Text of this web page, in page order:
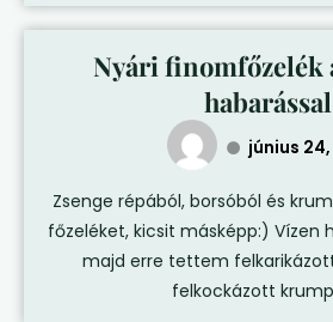
Nyári finomfőzelék
habarással
június 24,
Zsenge répából, borsóból és
főzeléket, kicsit másképp:) Vízen
majd erre tettem
felkockázott